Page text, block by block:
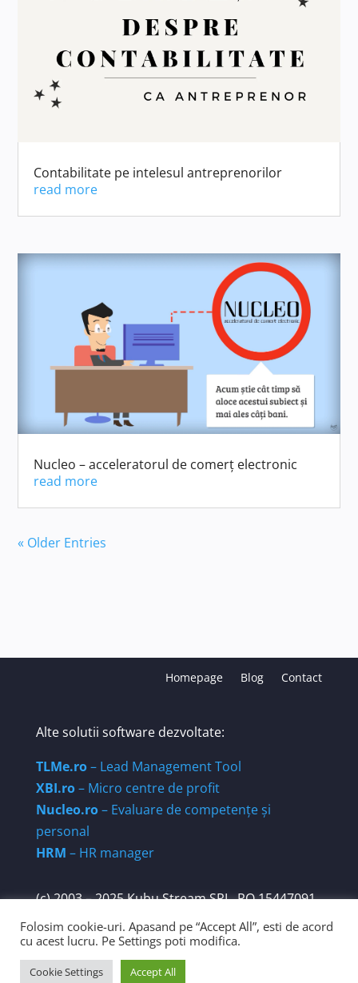
Contabilitate pe intelesul antreprenorilor
read more
Nucleo – acceleratorul de comerț electronic
read more
« Older Entries
Homepage Blog Contact
Alte solutii software dezvoltate:
TLMe.ro– Lead Management Tool
XBI.ro– Micro centre de profit
Nucleo.ro– Evaluare de competențe și
personal
HRM – HR manager
(c) 2003 – 2025 Kubu Stream SRL. RO 15447091.
Str. Părăluțelor nr 3A, ap1, Sector 6, Bucuresti,
062342.
Folosim cookie-uri. Apasand pe “Accept All”, esti de acord
cu acest lucru. Pe Settings poti modifica.
Cookie Settings Accept All